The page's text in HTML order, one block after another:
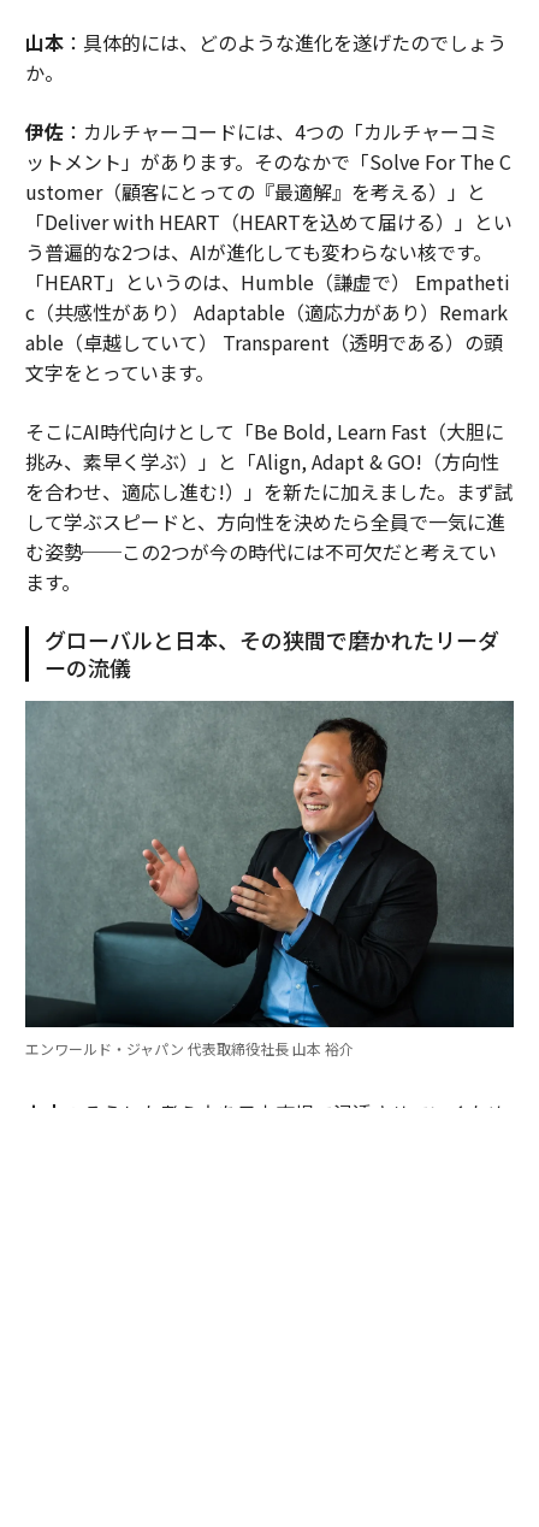
山本：具体的には、どのような進化を遂げたのでしょう
か。
伊佐：カルチャーコードには、4つの「カルチャーコミ
ットメント」があります。そのなかで「Solve For The C
ustomer（顧客にとっての『最適解』を考える）」と
「Deliver with HEART（HEARTを込めて届ける）」とい
う普遍的な2つは、AIが進化しても変わらない核です。
「HEART」というのは、Humble（謙虚で） Empatheti
c（共感性があり） Adaptable（適応力があり）Remark
able（卓越していて） Transparent（透明である）の頭
文字をとっています。
そこにAI時代向けとして「Be Bold, Learn Fast（大胆に
挑み、素早く学ぶ）」と「Align, Adapt & GO!（方向性
を合わせ、適応し進む!）」を新たに加えました。まず試
して学ぶスピードと、方向性を決めたら全員で一気に進
む姿勢──この2つが今の時代には不可欠だと考えてい
ます。
グローバルと日本、その狭間で磨かれたリーダ
ーの流儀
エンワールド・ジャパン 代表取締役社長 山本 裕介
山本
：そうした考え方を日本市場で浸透させていくため